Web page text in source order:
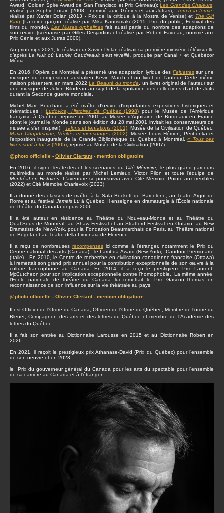
Award, Golden Spire Award de San Francisco et Prix Gémeau); Les Grandes Chaleurs
réalisé par Sophie Lorain (2008 - nommé aux Génies et aux Jutras);
Tom à la ferme
réalisé par Xavier Dolan (2013 - Prix de la critique à la Mostra de Venise) et The Girl
King (La reine-garçon, réalisé par Mika Kaurismäki (2015- Prix du public, Festival des
films du monde).Les Muses orphelinesfait aussi partie du nombre des adaptions de
son œuvre (scénarisé par Gilles Desjardins et réalisé par Robert Favreau, nommé aux
Prix Génie et aux Jutras 2000).
Au printemps 2021, le réalisateur Xavier Dolan réalisait sa première minisérie télévisuelle
d’après La Nuit où Laurier Gaudreault s’est réveillé,produite par Canal + et Québécor
Média.
En 2016, l’Opéra de Montréal a présenté une adaptation lyrique des Feluettessur une
musique du compositeur australien Kevin March et un livret de l’auteur. Cette même
maison présentera en mars 2022La Beauté du monde
, un livret original de l’auteur sur
une musique de Julien Bilodeau au sujet de la spoliation des collections d’art de Juifs
durant la Seconde guerre mondiale.
Michel Marc Bouchard a été maître d'œuvre d'importantes expositions historiques et
thématiques : Ludovica, Histoires de Québec(1998) pour le Musée de l'Amérique
française à Québec, reprise en 2001 au Musée d'Aquitaine de Bordeaux en France
(dont le journal le Monde dans son édition du 28 mai 2001 invitait les conservateurs de
musée à s’en inspirer).
Talons et tentations(2001) , Musée de la Civilisation de Québec,
Maria Chapdelaine, Vérités et mensonges (2002), Musée Louis Hémon, Péribonka et
l'exposition inaugurale de la Grande Bibliothèque du Québec à Montréal,« Tous ces
livres sont à toi! » (2005) , reprise au Musée de la Civilisation (2007).
@photo officielle - Olivier Clertant- mention obligatoire
En 2016, il signe les textes et les scénarios du Cité Mémoire, le plus grand parcours
multimédia au monde réalisé par Michel Lemieux, Victor Pilon et toute l'équipe de
Montréal en Histoires. L'aventure se poursuivra avec Cité Mémoire Pointe-aux-trembles
(2022) et Cité Mémoire Charlevoix (2023)
Il a donné des classes de maître à la Sala Beckett de Barcelone, au Teatro Argot de
Rome et au festival Jamais Luà Québec. Il enseigne en dramaturgie à l’École nationale
de théâtre du Canada depuis 2006.
Il a été auteur en résidence au Théâtre du Nouveau-Monde et au Théâtre du
Quat’Sous de Montréal, au Shaw Festival et au Stratford Festival en Ontario, au New
Dramatists de New-York, pour la Fondation Beaumarchais de Paris, au Théâtre national
de Bogota et au Teatro della Limonaia de Florence.
Il a reçu de nombreuses récompensesici comme à l’étranger, notamment le Prix du
Centre national des arts (Canada), le Lambda Award (New-York), Candoni Premio arte
(Italie). En 2010, le Centre de recherche en civilisation canadienne-française (Ottawa)
lui remettait son grand prix annuel pour la contribution exceptionnelle de son œuvre à la
culture francophone au Canada. En 2014, il a reçu le prestigieux Prix Laurent-
McCutcheon pour son implication exceptionnelle contre l’homophobie. La même année,
l’École nationale de théâtre du Canada lui remettait le Prix Gascon-Thomas en
reconnaissance de son influence sur la vie théâtrale au pays.
@photo officielle - Olivier Clertant- mention obligatoire
Il est Officier de l'Ordre du Canada, Officierr de l'Ordre du Québec, Membre de l’ordre du
Bleuet, Compagnon des arts et des lettres du Québec et membre de l’Académie des
lettres du Québec.
Il a fait son entrée au Dictionnaire Larousse en 2015 et au Dictionnaire Robert en
2026.
En 2021, il reçoit le prestigieux prix Athanase-David (Prix du Québec) pour l’ensemble
de son oeuvre et en 2023,
le Prix du gouverneur général du Canada pour les arts du spectable pour l'ensemble
de sa carrière au Canada et à l'étranger.